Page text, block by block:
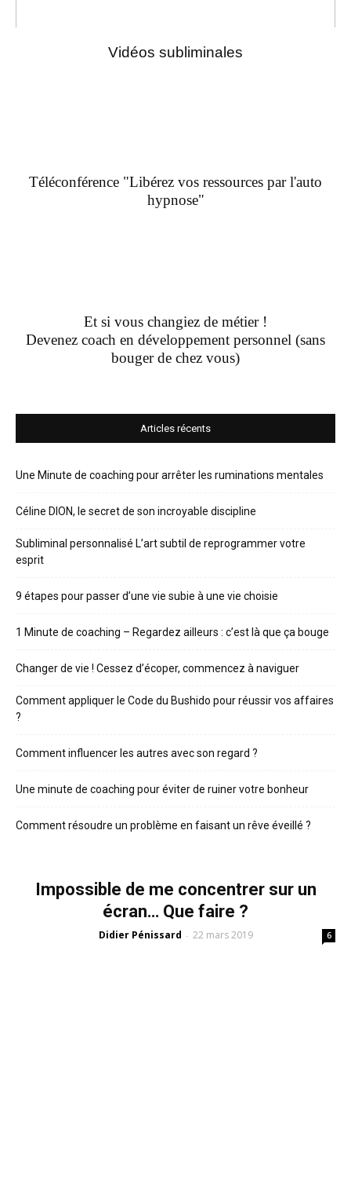
Vidéos subliminales
Téléconférence "Libérez vos ressources par l'auto
hypnose"
Et si vous changiez de métier !
Devenez coach en développement personnel (sans
bouger de chez vous)
Articles récents
Une Minute de coaching pour arrêter les ruminations mentales
Céline DION, le secret de son incroyable discipline
Subliminal personnalisé L’art subtil de reprogrammer votre
esprit
9 étapes pour passer d’une vie subie à une vie choisie
1 Minute de coaching – Regardez ailleurs : c’est là que ça bouge
Changer de vie ! Cessez d’écoper, commencez à naviguer
Comment appliquer le Code du Bushido pour réussir vos affaires
?
Comment influencer les autres avec son regard ?
Une minute de coaching pour éviter de ruiner votre bonheur
Comment résoudre un problème en faisant un rêve éveillé ?
Impossible de me concentrer sur un
écran… Que faire ?
Didier Pénissard - 22 mars 2019 6